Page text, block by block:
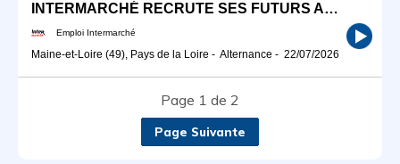
INTERMARCHÉ RECRUTE SES FUTURS APPRENTIS BOUCHERS H/F
Emploi Intermarché
Maine-et-Loire (49), Pays de la Loire - Alternance - 22/07/2026
Page 1 de 2
Page Suivante